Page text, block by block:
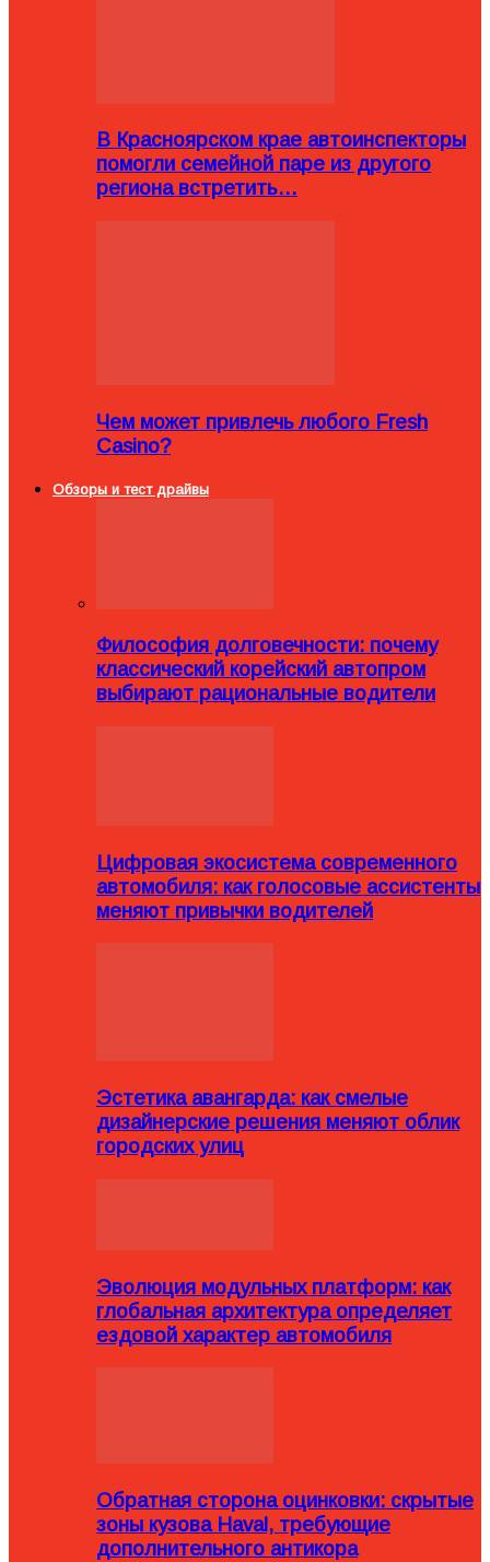
В Красноярском крае автоинспекторы
помогли семейной паре из другого
региона встретить…
Чем может привлечь любого Fresh
Casino?
Обзоры и тест драйвы
Философия долговечности: почему
классический корейский автопром
выбирают рациональные водители
Цифровая экосистема современного
автомобиля: как голосовые ассистенты
меняют привычки водителей
Эстетика авангарда: как смелые
дизайнерские решения меняют облик
городских улиц
Эволюция модульных платформ: как
глобальная архитектура определяет
ездовой характер автомобиля
Обратная сторона оцинковки: скрытые
зоны кузова Haval, требующие
дополнительного антикора